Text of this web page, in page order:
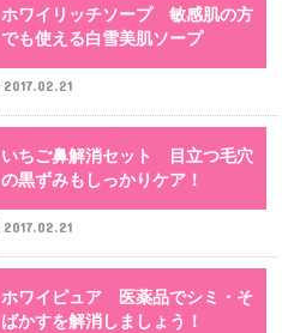
ホワイリッチソープ 敏感肌の方
でも使える白雪美肌ソープ
2017.02.21
いちご鼻解消セット 目立つ毛穴
の黒ずみもしっかりケア！
2017.02.21
ホワイピュア 医薬品でシミ・そ
ばかすを解消しましょう！